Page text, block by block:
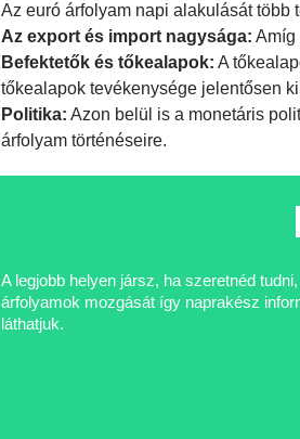
Az euró árfolyam napi alakulását több
Az export és import nagysága: Amíg
Befektetők és tőkealapok: A
tőkealapok tevékenysége jelentősen
Politika: Azon belül is a monetáris
árfolyam történéseire.
A legjobb helyen jársz, ha szeretnéd
árfolyamok mozgását így naprakész
láthatjuk.